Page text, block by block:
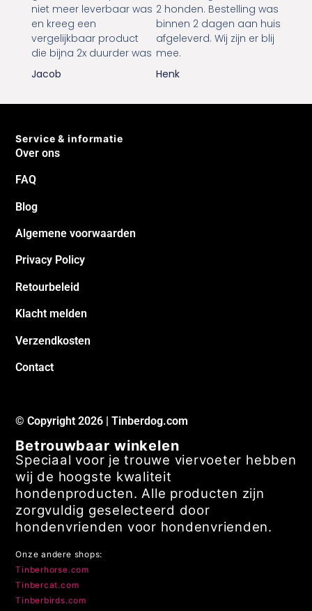
goede service want ik
werd binnen een uur
gebeld dat het product
niet meer leverbaar was
en kreeg een
vergelijkbaar product
Fijne webshop met
interessante
aanbiedingen voor onze
2 honden. Bestelling was
binnen 2 dagen aan huis
afgeleverd. Wij zijn er blij
Service & informatie
© Copyright 2026 | Tinberdog.com
Betrouwbaar winkelen
Speciaal voor je trouwe viervoeter hebben
wij de hoogste kwaliteit
hondenproducten. Alle producten zijn
zorgvuldig geselecteerd door
hondenvrienden voor hondenvrienden.
Onze andere shops: